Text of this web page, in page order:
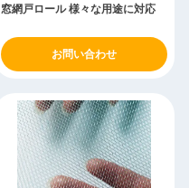
窓網戸ロール 様々な用途に対応
お問い合わせ